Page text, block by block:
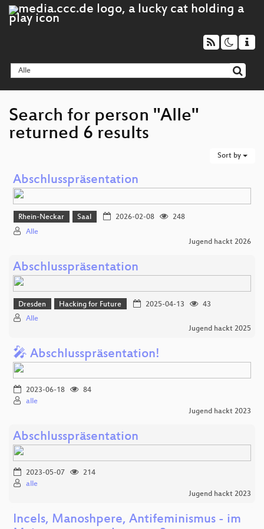
Search for person "Alle"
returned 6 results
Sort by
Abschlusspräsentation
Rhein-Neckar Saal 2026-02-08
248
Alle
Jugend hackt 2026
Abschlusspräsentation
Dresden Hacking for Future 2025-04-13
43
Alle
Jugend hackt 2025
🎤 Abschlusspräsentation!
2023-06-18
84
alle
Jugend hackt 2023
Abschlusspräsentation
2023-05-07
214
alle
Jugend hackt 2023
Incels, Manoshpere, Antifeminismus - im